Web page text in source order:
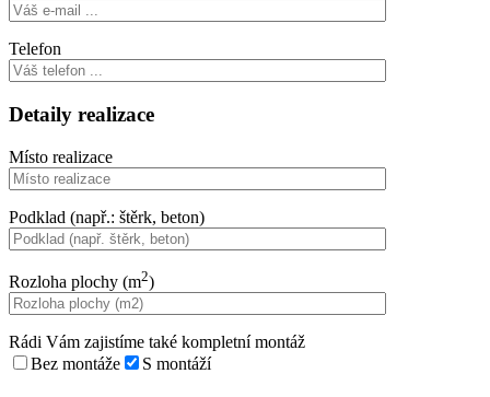
Telefon
Detaily realizace
Místo realizace
Podklad (např.: štěrk, beton)
Rozloha plochy (m2)
Rádi Vám zajistíme také kompletní montáž
Bez montáže
S montáží